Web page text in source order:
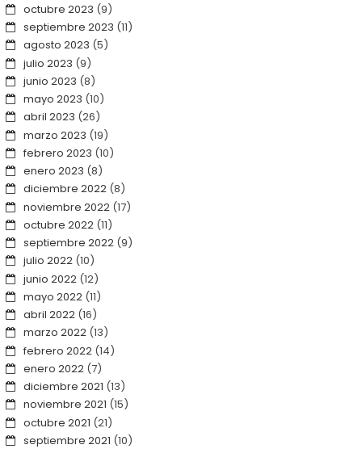
octubre 2023 (9)
septiembre 2023 (11)
agosto 2023 (5)
julio 2023 (9)
junio 2023 (8)
mayo 2023 (10)
abril 2023 (26)
marzo 2023 (19)
febrero 2023 (10)
enero 2023 (8)
diciembre 2022(8)
noviembre 2022(17)
octubre 2022(11)
septiembre 2022(9)
julio 2022(10)
junio 2022(12)
mayo 2022(11)
abril 2022(16)
marzo 2022(13)
febrero 2022(14)
enero 2022(7)
diciembre 2021 (13)
noviembre 2021 (15)
octubre 2021 (21)
septiembre 2021 (10)